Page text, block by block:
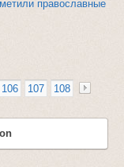
православные
106 107 108